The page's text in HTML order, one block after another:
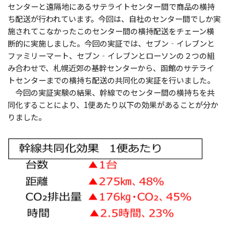
センターと遠隔地にあるサテライトセンター間で商品の横持
ち配送が行われています。今回は、自社のセンター間でしか実
施されてこなかったこのセンター間の横持配送をチェーン横
断的に実施しました。今回の実証では、セブン‐イレブンと
ファミリーマート、セブン‐イレブンとローソンの２つの組
み合わせで、札幌近郊の基幹センターから、函館のサテライ
トセンターまでの横持ち配送の共同化の実証を行いました。
今回の実証実験の結果、幹線でのセンター間の横持ちを共
同化することにより、1便あたり以下の効果があることが分か
りました。